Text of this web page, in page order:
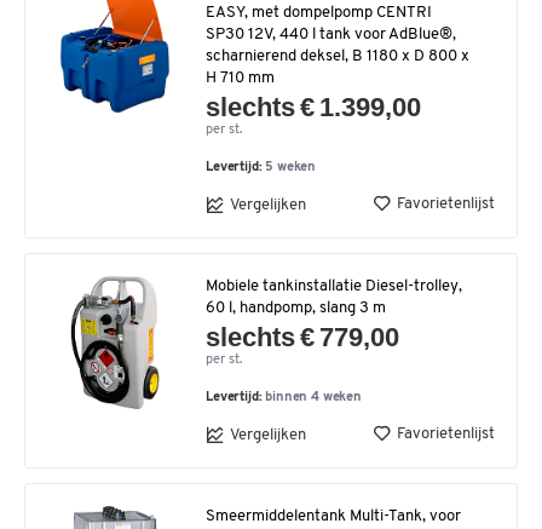
EASY, met dompelpomp CENTRI
SP30 12V, 440 l tank voor AdBlue®,
scharnierend deksel, B 1180 x D 800 x
H 710 mm
slechts € 1.399,00
per st.
Levertijd: 5 weken
Vergelijken Favorietenlijst
Mobiele tankinstallatie Diesel-trolley,
60 l, handpomp, slang 3 m
slechts € 779,00
per st.
Levertijd: binnen 4 weken
Vergelijken Favorietenlijst
Smeermiddelentank Multi-Tank, voor